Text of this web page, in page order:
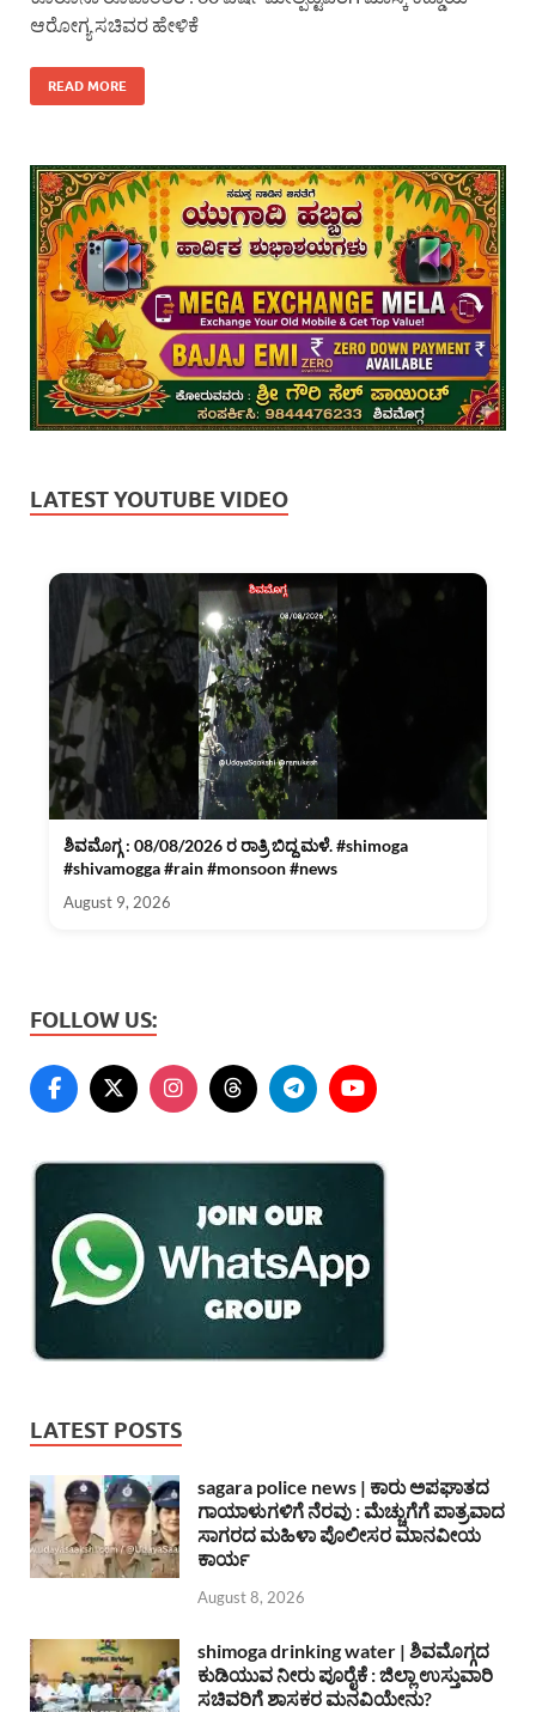
ಆರೋಗ್ಯ ಸಚಿವರ ಹೇಳಿಕೆ
READ MORE
LATEST YOUTUBE VIDEO
ಶಿವಮೊಗ್ಗ : 08/08/2026 ರ ರಾತ್ರಿ ಬಿದ್ದ ಮಳೆ. #shimoga
#shivamogga #rain #monsoon #news
August 9, 2026
FOLLOW US:
LATEST POSTS
sagara police news | ಕಾರು ಅಪಘಾತದ
ಗಾಯಾಳುಗಳಿಗೆ ನೆರವು : ಮೆಚ್ಚುಗೆಗೆ ಪಾತ್ರವಾದ
ಸಾಗರದ ಮಹಿಳಾ ಪೊಲೀಸರ ಮಾನವೀಯ
ಕಾರ್ಯ
August 8, 2026
shimoga drinking water | ಶಿವಮೊಗ್ಗದ
ಕುಡಿಯುವ ನೀರು ಪೂರೈಕೆ : ಜಿಲ್ಲಾ ಉಸ್ತುವಾರಿ
ಸಚಿವರಿಗೆ ಶಾಸಕರ ಮನವಿಯೇನು?